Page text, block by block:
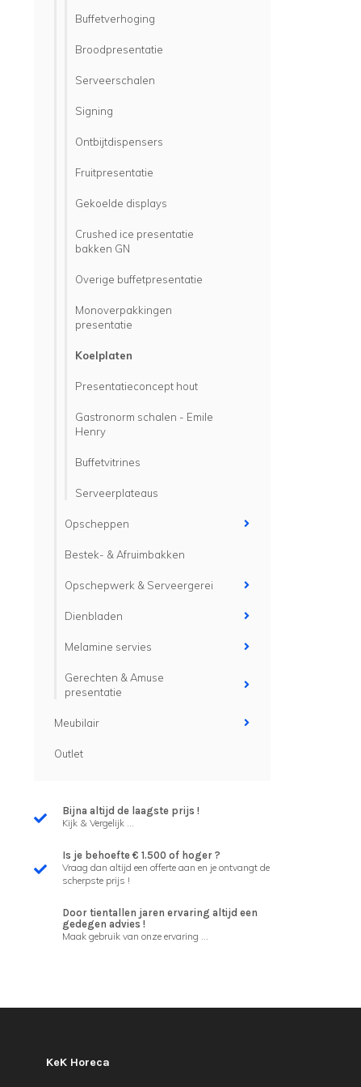
Buffetverhoging
Broodpresentatie
Serveerschalen
Signing
Ontbijtdispensers
Fruitpresentatie
Gekoelde displays
Crushed ice presentatie
bakken GN
Overige buffetpresentatie
Monoverpakkingen
presentatie
Koelplaten
Presentatieconcept hout
Gastronorm schalen - Emile
Henry
Buffetvitrines
Serveerplateaus
Opscheppen
Bestek- & Afruimbakken
Opschepwerk & Serveergerei
Dienbladen
Melamine servies
Gerechten & Amuse
presentatie
Meubilair
Outlet
Bijna altijd de laagste prijs !
Kijk & Vergelijk ...
Is je behoefte € 1.500 of hoger ?
Vraag dan altijd een offerte aan en je ontvangt de
scherpste prijs !
Door tientallen jaren ervaring altijd een
gedegen advies !
Maak gebruik van onze ervaring ...
KeK Horeca